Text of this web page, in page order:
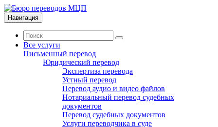
Навигация
Все услуги
Письменный перевод
Юридический перевод
Экспертиза перевода
Устный перевод
Перевод аудио и видео файлов
Нотариальный перевод судебных
документов
Перевод судебных документов
Услуги переводчика в суде